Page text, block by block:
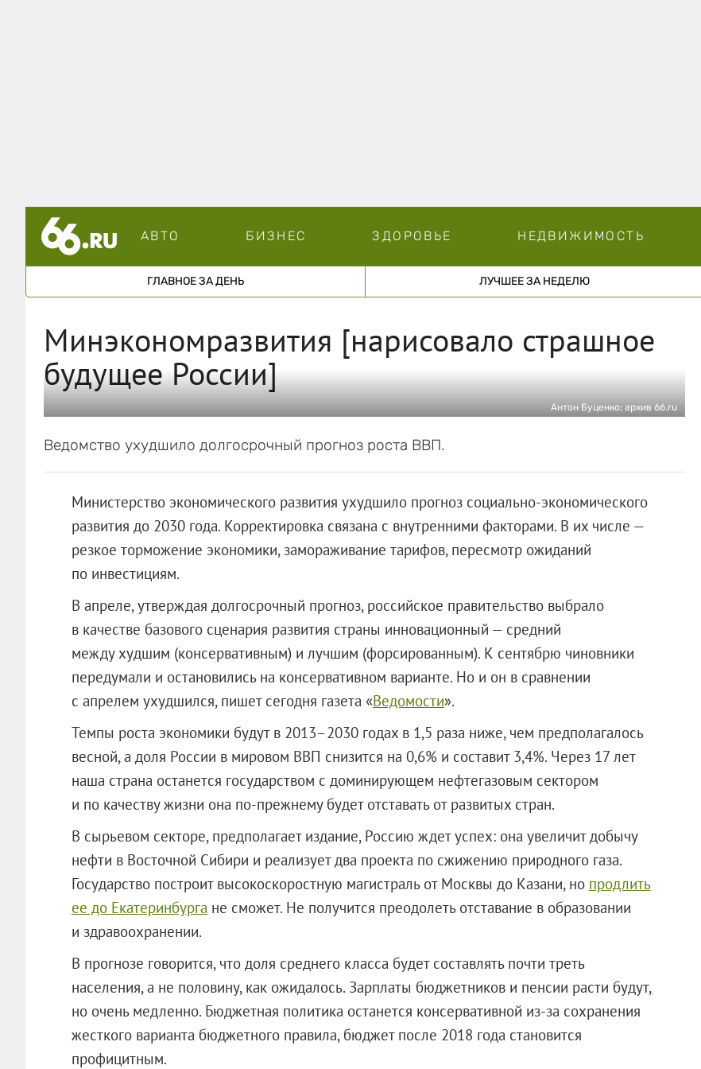
АВТО БИЗНЕС ЗДОРОВЬЕ НЕДВИЖИМОСТЬ
ГЛАВНОЕ ЗА ДЕНЬ ЛУЧШЕЕ ЗА НЕДЕЛЮ
Минэкономразвития [нарисовало страшное
будущее России]
Антон Буценко; архив 66.ru
Ведомство ухудшило долгосрочный прогноз роста ВВП.
Министерство экономического развития ухудшило прогноз социально-экономического
развития до 2030 года. Корректировка связана с внутренними факторами. В их числе —
резкое торможение экономики, замораживание тарифов, пересмотр ожиданий
по инвестициям.
В апреле, утверждая долгосрочный прогноз, российское правительство выбрало
в качестве базового сценария развития страны инновационный — средний
между худшим (консервативным) и лучшим (форсированным). К сентябрю чиновники
передумали и остановились на консервативном варианте. Но и он в сравнении
с апрелем ухудшился, пишет сегодня газета «Ведомости».
Темпы роста экономики будут в 2013–2030 годах в 1,5 раза ниже, чем предполагалось
весной, а доля России в мировом ВВП снизится на 0,6% и составит 3,4%. Через 17 лет
наша страна останется государством с доминирующем нефтегазовым сектором
и по качеству жизни она по-прежнему будет отставать от развитых стран.
В сырьевом секторе, предполагает издание, Россию ждет успех: она увеличит добычу
нефти в Восточной Сибири и реализует два проекта по сжижению природного газа.
Государство построит высокоскоростную магистраль от Москвы до Казани, но продлить
ее до Екатеринбурга не сможет. Не получится преодолеть отставание в образовании
и здравоохранении.
В прогнозе говорится, что доля среднего класса будет составлять почти треть
населения, а не половину, как ожидалось. Зарплаты бюджетников и пенсии расти будут,
но очень медленно. Бюджетная политика останется консервативной из-за сохранения
жесткого варианта бюджетного правила, бюджет после 2018 года становится
профицитным.